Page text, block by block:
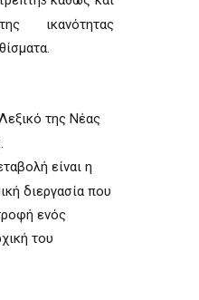
ικανότητας
της Νέας
είναι η
διεργασία που
ενός
του